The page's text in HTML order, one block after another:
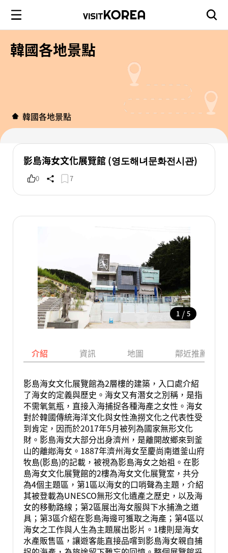
韓國各地景點
韓國各地景點
影島海女文化展覽館 (영도해녀문화전시관)
0 7
1 / 5
介紹 資訊 地圖 鄰近推薦景點
影島海女文化展覽館為2層樓的建築，入口處介紹
了海女的定義與歷史。海女又有潛女之別稱，是指
不需氧氣瓶，直接入海捕捉各種海產之女性。海女
對於韓國傳統海洋文化與女性漁撈文化之代表性受
到肯定，因而於2017年5月被列為國家無形文化
財。影島海女大部分出身濟州，是離開故鄉來到釜
山的離鄕海女。1887年濟州海女至慶尚南道釜山府
牧島(影島)的記載，被視為影島海女之始祖。在影
島海女文化展覽館的2樓為海女文化展覽室，共分
為4個主題區，第1區以海女的口哨聲為主題，介紹
其被登載為UNESCO無形文化遺產之歷史，以及海
女的移動路線；第2區展出海女服與下水捕漁之道
具；第3區介紹在影島海邊可獲取之海產；第4區以
海女之工作與人生為主題展出影片。1樓則是海女
水產販售區，讓遊客能直接品嚐到影島海女親自捕